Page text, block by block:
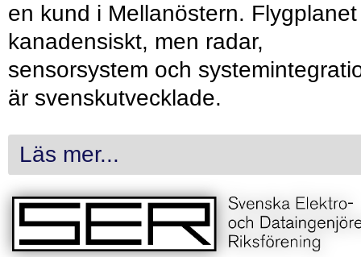
en kund i Mellanöstern.
kanadensiskt, men radar,
sensorsystem och
är svenskutvecklade.
Läs mer...